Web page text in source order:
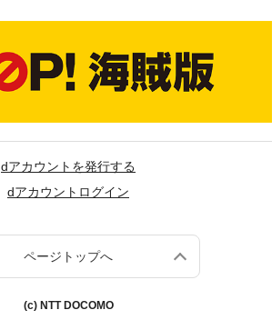
dアカウントを発行する
dアカウントログイン
ページトップへ
(c) NTT DOCOMO